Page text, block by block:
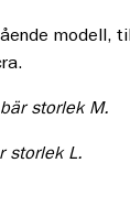
modell,
storlek M.
storlek L.